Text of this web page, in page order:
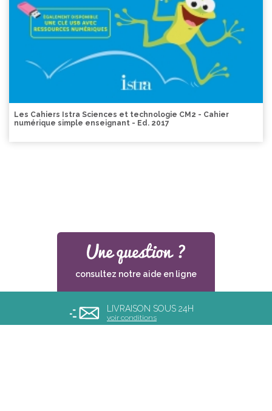
Les Cahiers Istra Sciences et technologie CM2 - Cahier
numérique simple enseignant - Ed. 2017
LIVRAISON SOUS 24H
voir conditions
consultez notre aide en ligne